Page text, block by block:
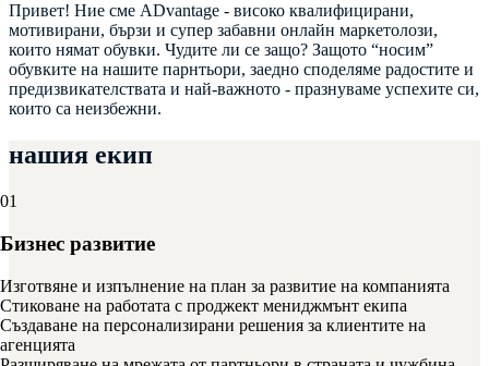
Привет! Ние сме ADvantage - високо квалифицирани,
мотивирани, бързи и супер забавни онлайн маркетолози,
които нямат обувки. Чудите ли се защо? Защото “носим”
обувките на нашите парнтьори, заедно споделяме радостите и
предизвикателствата и най-важното - празнуваме успехите си,
които са неизбежни.
нашия екип
01
Бизнес развитие
Изготвяне и изпълнение на план за развитие на компанията
Стиковане на работата с проджект мениджмънт екипа
Създаване на персонализирани решения за клиентите на
агенцията